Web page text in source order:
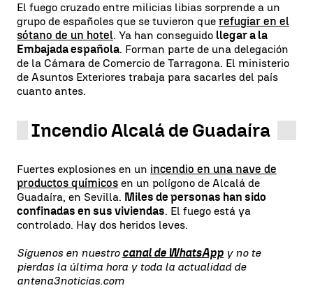
El fuego cruzado entre milicias libias sorprende a un
grupo de españoles que se tuvieron que refugiar en el
sótano de un hotel. Ya han conseguido llegar a la
Embajada española. Forman parte de una delegación
de la Cámara de Comercio de Tarragona. El ministerio
de Asuntos Exteriores trabaja para sacarles del país
cuanto antes.
Incendio Alcalá de Guadaíra
Fuertes explosiones en un incendio en una nave de
productos químicos en un polígono de Alcalá de
Guadaíra, en Sevilla. Miles de personas han sido
confinadas en sus viviendas. El fuego está ya
controlado. Hay dos heridos leves.
Síguenos en nuestro canal de WhatsApp y no te
pierdas la última hora y toda la actualidad de
antena3noticias.com